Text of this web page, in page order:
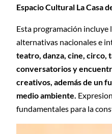
Espacio Cultural La Casa
Esta programación incluye
alternativas nacionales e
teatro, danza, cine, circo,
conversatorios y
creativos, además de un
medio ambiente.
fundamentales para la